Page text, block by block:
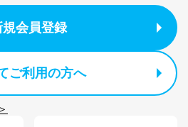
伸一郎
営管理グループディレクター 前
規会員登録
ご利用の方へ